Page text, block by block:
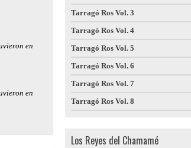
en
en
Tarragó Ros Vol. 3
Tarragó Ros Vol. 4
Tarragó Ros Vol. 5
Tarragó Ros Vol. 6
Tarragó Ros Vol. 7
Tarragó Ros Vol. 8
Los Reyes del Chamamé